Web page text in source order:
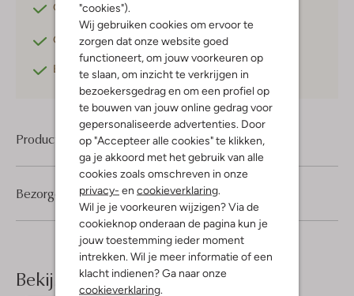
"cookies").
Wij gebruiken cookies om ervoor te
zorgen dat onze website goed
functioneert, om jouw voorkeuren op
te slaan, om inzicht te verkrijgen in
bezoekersgedrag en om een profiel op
te bouwen van jouw online gedrag voor
gepersonaliseerde advertenties. Door
op "Accepteer alle cookies" te klikken,
ga je akkoord met het gebruik van alle
cookies zoals omschreven in onze
privacy- en cookieverklaring
Wil je je voorkeuren wijzigen? Via de
cookieknop onderaan de pagina kun je
jouw toestemming ieder moment
intrekken. Wil je meer informatie of een
klacht indienen? Ga naar onze
cookieverklaring
Gratis verzending
Gratis retournerenbinnen 30 dagen*
Betaal achteraf met Klarna
Product informatie
Bezorgen & retourneren
Bekijk meer